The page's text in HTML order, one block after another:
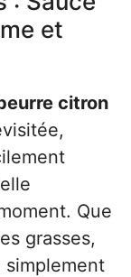
et
citron
Que
grasses,